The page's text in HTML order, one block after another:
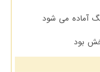
آماده می شود
بود